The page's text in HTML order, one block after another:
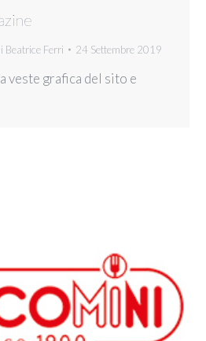
Beatrice Ferri 24 Settembre 2019
veste grafica del sito e